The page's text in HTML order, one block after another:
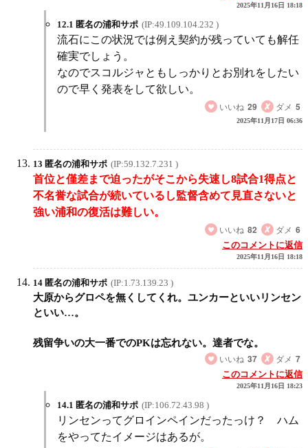
2025年11月16日 18:18
12.1 匿名の浦和サポ (IP:49.109.104.232 )
流石にこの状況では例え契約が残っていても解任
確実でしょう。
なのでスコルジャともしっかりとお別れをしたい
ので早く発表をして欲しい。
いいね 29 ダメ 5
2025年11月17日 06:36
13 匿名の浦和サポ (IP:59.132.7.231 )
首位と僅差まで迫ったがそこから失速し8試合1得点と
不名誉な試合が続いているし監督含めて見直さないと
強い浦和の復活は難しい。
いいね 82 ダメ 6
このコメントに返信
2025年11月16日 18:18
14 匿名の浦和サポ (IP:1.73.139.23 )
大原からグロペを無くしてくれ。ユンカーといいリンセン
といい…。
残留争いの大一番でのPKは忘れない。達者でな。
いいね 37 ダメ 7
このコメントに返信
2025年11月16日 18:23
14.1 匿名の浦和サポ (IP:106.72.43.98 )
リンセンってグロインペインだったっけ？ ハム
をやってたイメージはあるが。